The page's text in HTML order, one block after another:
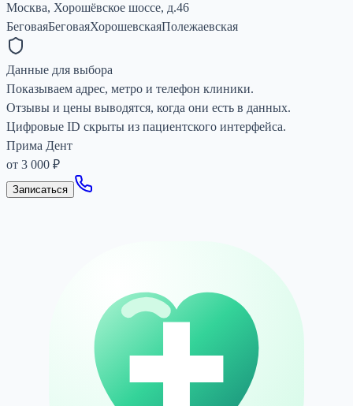
Москва, Хорошёвское шоссе, д.46
БеговаяБеговаяХорошевскаяПолежаевская
Данные для выбора
Показываем адрес, метро и телефон клиники.
Отзывы и цены выводятся, когда они есть в данных.
Цифровые ID скрыты из пациентского интерфейса.
Прима Дент
от 3 000 ₽
Записаться